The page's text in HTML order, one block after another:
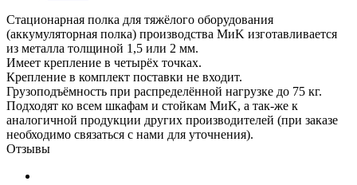
Стационарная полка для тяжёлого оборудования
(аккумуляторная полка) производства MиK изготавливается
из металла толщиной 1,5 или 2 мм.
Имеет крепление в четырёх точках.
Крепление в комплект поставки не входит.
Грузоподъёмность при распределённой нагрузке до 75 кг.
Подходят ко всем шкафам и стойкам MиK, а так-же к
аналогичной продукции других производителей (при заказе
необходимо связаться с нами для уточнения).
Отзывы